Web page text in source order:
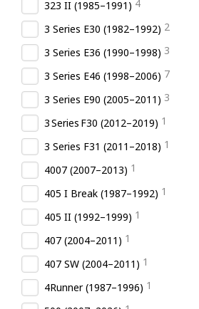
323 II (1985–1991) 4
3 Series E30 (1982–1992) 2
3 Series E36 (1990–1998) 3
3 Series E46 (1998–2006) 7
3 Series E90 (2005–2011) 3
3 Series F30 (2012–2019) 1
3 Series F31 (2011–2018) 1
4007 (2007–2013) 1
405 I Break (1987–1992) 1
405 II (1992–1999) 1
407 (2004–2011) 1
407 SW (2004–2011) 1
4Runner (1987–1996) 1